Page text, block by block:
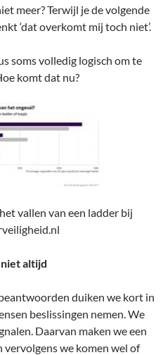
meer? Terwijl je de volgende
‘dat overkomt mij toch niet’.
soms volledig logisch om te
komt dat nu?
vallen van een ladder bij
altijd
duiken we kort in
beslissingen nemen. We
Daarvan maken we een
vervolgens we komen wel of